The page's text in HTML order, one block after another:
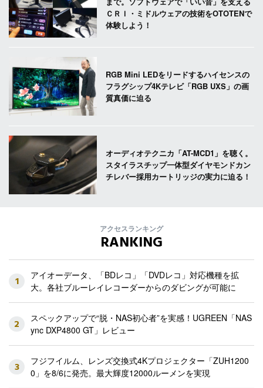
ＣＲＩ・ミドルウェアの技術をOTOTENで
体験しよう！
RGB Mini LEDをリードするハイセンスの
フラグシップ4Kテレビ「RGB UXS」の画
質真価に迫る
オーディオテクニカ「AT-MCD1」を聴く。
スタイラスチップ一体型ダイヤモンドカン
チレバー採用カートリッジの実力に迫る！
アクセスランキング
RANKING
1
アイオーデータ、「BDレコ」「DVDレコ」対応機種を拡
大。各社ブルーレイレコーダーからのダビングが可能に
2
スペックアップで“脱・NAS初心者”を実感！UGREEN「NAS
ync DXP4800 GT」レビュー
3
フジフイルム、レンズ交換式4Kプロジェクター「ZUH1200
0」を8/6に発売。最大輝度12000ルーメンを実現